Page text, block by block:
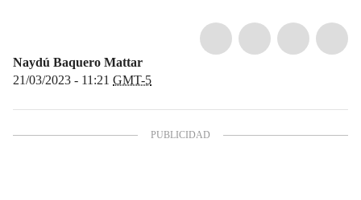
Naydú Baquero Mattar
21/03/2023 - 11:21 GMT-5